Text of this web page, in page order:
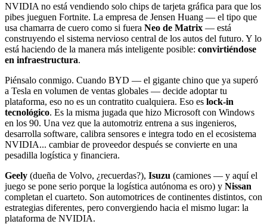
NVIDIA no está vendiendo solo chips de tarjeta gráfica para que los
pibes jueguen Fortnite. La empresa de Jensen Huang — el tipo que
usa chamarra de cuero como si fuera Neo de Matrix — está
construyendo el sistema nervioso central de los autos del futuro. Y lo
está haciendo de la manera más inteligente posible: convirtiéndose
en infraestructura.
Piénsalo conmigo. Cuando BYD — el gigante chino que ya superó
a Tesla en volumen de ventas globales — decide adoptar tu
plataforma, eso no es un contratito cualquiera. Eso es lock-in
tecnológico. Es la misma jugada que hizo Microsoft con Windows
en los 90. Una vez que la automotriz entrena a sus ingenieros,
desarrolla software, calibra sensores e integra todo en el ecosistema
NVIDIA... cambiar de proveedor después se convierte en una
pesadilla logística y financiera.
Geely (dueña de Volvo, ¿recuerdas?), Isuzu (camiones — y aquí el
juego se pone serio porque la logística autónoma es oro) y Nissan
completan el cuarteto. Son automotrices de continentes distintos, con
estrategias diferentes, pero convergiendo hacia el mismo lugar: la
plataforma de NVIDIA.